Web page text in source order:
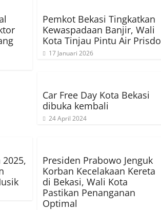
Pemkot Bekasi Tingkatkan
Kewaspadaan Banjir, Wali
Kota Tinjau Pintu Air Prisdo
17 Januari 2026
Car Free Day Kota Bekasi
dibuka kembali
24 April 2024
Presiden Prabowo Jenguk
Korban Kecelakaan Kereta
di Bekasi, Wali Kota
Pastikan Penanganan
Optimal